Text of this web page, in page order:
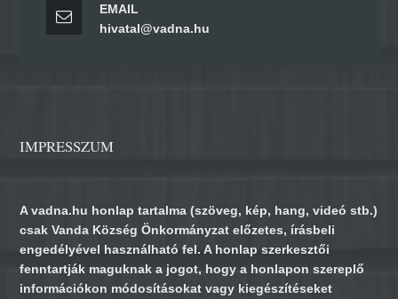
EMAIL
hivatal@vadna.hu
IMPRESSZUM
A vadna.hu honlap tartalma (szöveg, kép, hang, videó stb.)
csak Vanda Község Önkormányzat előzetes, írásbeli
engedélyével használható fel. A honlap szerkesztői
fenntartják maguknak a jogot, hogy a honlapon szereplő
információkon módosításokat vagy kiegészítéseket